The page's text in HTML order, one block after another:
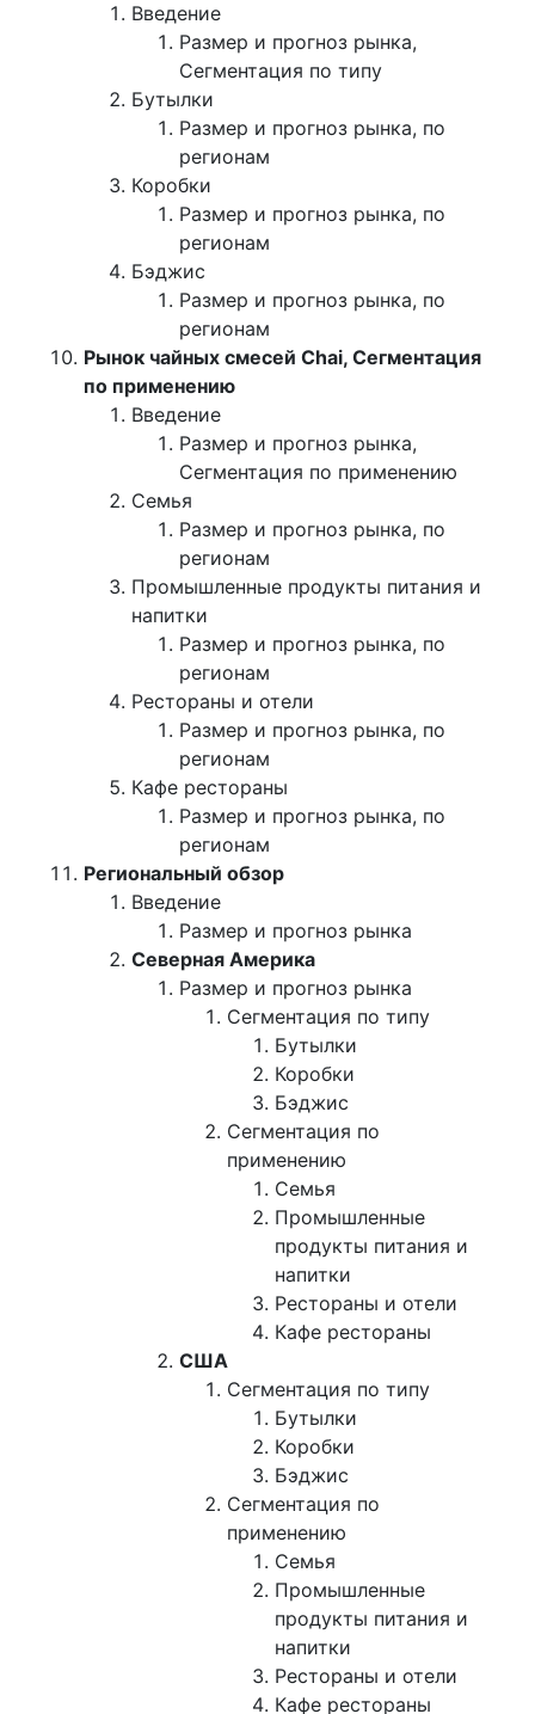
Введение
Размер и прогноз рынка,
Сегментация по типу
Бутылки
Размер и прогноз рынка, по
регионам
Коробки
Размер и прогноз рынка, по
регионам
Бэджис
Размер и прогноз рынка, по
регионам
Рынок чайных смесей Chai, Сегментация
по применению
Введение
Размер и прогноз рынка,
Сегментация по применению
Семья
Размер и прогноз рынка, по
регионам
Промышленные продукты питания и
напитки
Размер и прогноз рынка, по
регионам
Рестораны и отели
Размер и прогноз рынка, по
регионам
Кафе рестораны
Размер и прогноз рынка, по
регионам
Региональный обзор
Введение
Размер и прогноз рынка
Северная Америка
Размер и прогноз рынка
Сегментация по типу
Бутылки
Коробки
Бэджис
Сегментация по
применению
Семья
Промышленные
продукты питания и
напитки
Рестораны и отели
Кафе рестораны
США
Сегментация по типу
Бутылки
Коробки
Бэджис
Сегментация по
применению
Семья
Промышленные
продукты питания и
напитки
Рестораны и отели
Кафе рестораны